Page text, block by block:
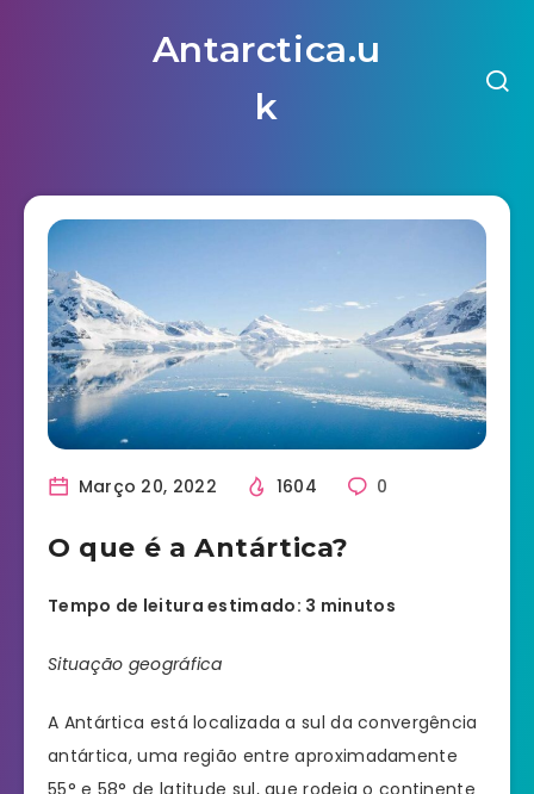
Antarctica.u
k
Março 20, 2022 1604 0
O que é a Antártica?
Tempo de leitura estimado: 3 minutos
Situação geográfica
A Antártica está localizada a sul da convergência
antártica, uma região entre aproximadamente